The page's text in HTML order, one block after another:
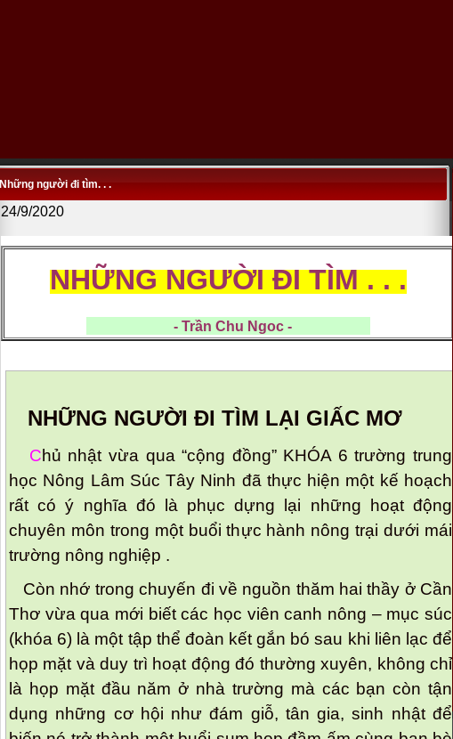
Những người đi tìm. . .
24/9/2020
NHỮNG NGƯỜI ĐI TÌM . . .
- Trần Chu Ngoc -
NHỮNG NGƯỜI ĐI TÌM LẠI GIẤC MƠ
Chủ nhật vừa qua “cộng đồng” KHÓA 6 trường trung
học Nông Lâm Súc Tây Ninh đã thực hiện một kế hoạch
rất có ý nghĩa đó là phục dựng lại những hoạt động
chuyên môn trong một buổi thực hành nông trại dưới mái
trường nông nghiệp .
Còn nhớ trong chuyến đi về nguồn thăm hai thầy ở Cần
Thơ vừa qua mới biết các học viên canh nông – mục súc
(khóa 6) là một tập thể đoàn kết gắn bó sau khi liên lạc để
họp mặt và duy trì hoạt động đó thường xuyên, không chỉ
là họp mặt đầu năm ở nhà trường mà các bạn còn tận
dụng những cơ hội như đám giỗ, tân gia, sinh nhật để